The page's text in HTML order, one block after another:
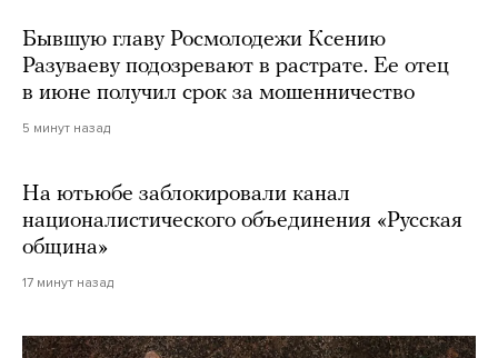
Бывшую главу Росмолодежи Ксению
Разуваеву подозревают в растрате. Ее отец
в июне получил срок за мошенничество
5 минут назад
На ютьюбе заблокировали канал
националистического объединения «Русская
община»
17 минут назад